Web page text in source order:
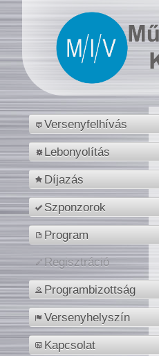
Versenyfelhívás
Lebonyolítás
Díjazás
Szponzorok
Program
Regisztráció
Programbizottság
Versenyhelyszín
Kapcsolat